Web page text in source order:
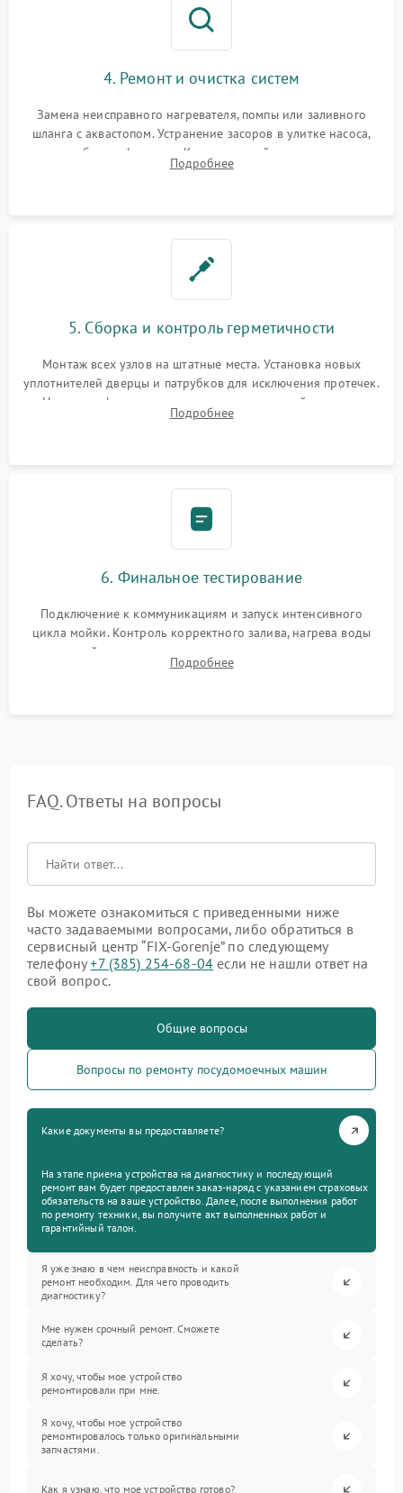
4. Ремонт и очистка систем
Замена неисправного нагревателя, помпы или заливного
шланга с аквастопом. Устранение засоров в улитке насоса,
патрубках и фильтрах. Компонентный ремонт платы
управления, восстановление поврежденной проводки.
Подробнее
5. Сборка и контроль герметичности
Монтаж всех узлов на штатные места. Установка новых
уплотнителей дверцы и патрубков для исключения протечек.
Надежная фиксация хомутов гидравлической системы,
сборка корпуса и установка датчика поплавка.
Подробнее
6. Финальное тестирование
Подключение к коммуникациям и запуск интенсивного
цикла мойки. Контроль корректного залива, нагрева воды
до нужной температуры, отсутствия посторонних шумов,
штатного слива и абсолютной сухости в поддоне.
Подробнее
FAQ. Ответы на вопросы
Вы можете ознакомиться с приведенными ниже
часто задаваемыми вопросами, либо обратиться в
сервисный центр “FIX-Gorenje” по следующему
телефону+7 (385) 254-68-04 если не нашли ответ на
свой вопрос.
Общие вопросы
Вопросы по ремонту посудомоечных машин
Какие документы вы предоставляете?
На этапе приема устройства на диагностику и последующий
ремонт вам будет предоставлен заказ-наряд с указанием страховых
обязательств на ваше устройство. Далее, после выполнения работ
по ремонту техники, вы получите акт выполненных работ и
гарантийный талон.
Я уже знаю в чем неисправность и какой
ремонт необходим. Для чего проводить
диагностику?
Мне нужен срочный ремонт. Сможете
сделать?
Я хочу, чтобы мое устройство
ремонтировали при мне.
Я хочу, чтобы мое устройство
ремонтировалось только оригинальными
запчастями.
Как я узнаю, что мое устройство готово?